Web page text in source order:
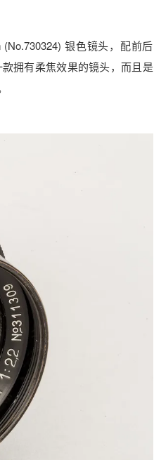
银色镜头，配前后
拥有柔焦效果的镜头，而且是